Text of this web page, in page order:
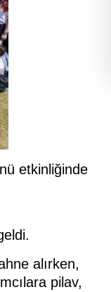
etkinliğinde
alırken,
pilav,